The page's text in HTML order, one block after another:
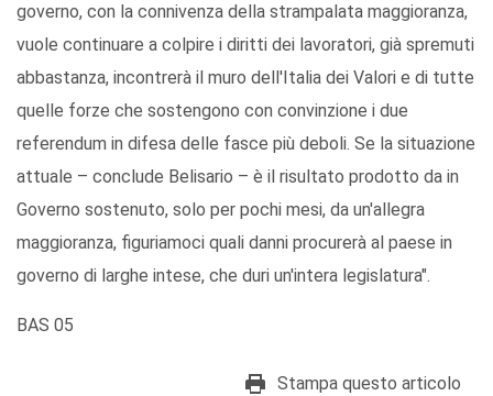
governo, con la connivenza della strampalata maggioranza,
vuole continuare a colpire i diritti dei lavoratori, già spremuti
abbastanza, incontrerà il muro dell'Italia dei Valori e di tutte
quelle forze che sostengono con convinzione i due
referendum in difesa delle fasce più deboli. Se la situazione
attuale – conclude Belisario – è il risultato prodotto da in
Governo sostenuto, solo per pochi mesi, da un'allegra
maggioranza, figuriamoci quali danni procurerà al paese in
governo di larghe intese, che duri un'intera legislatura".
BAS 05
Stampa questo articolo